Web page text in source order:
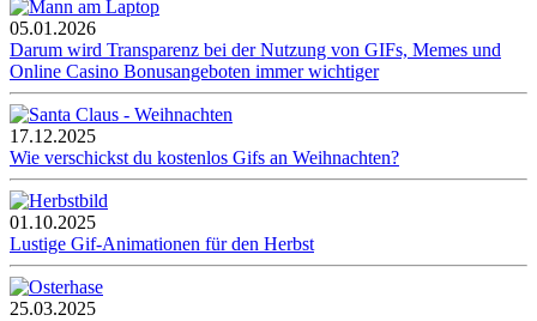
05.01.2026
Darum wird Transparenz bei der Nutzung von GIFs, Memes und
Online Casino Bonusangeboten immer wichtiger
17.12.2025
Wie verschickst du kostenlos Gifs an Weihnachten?
01.10.2025
Lustige Gif-Animationen für den Herbst
25.03.2025